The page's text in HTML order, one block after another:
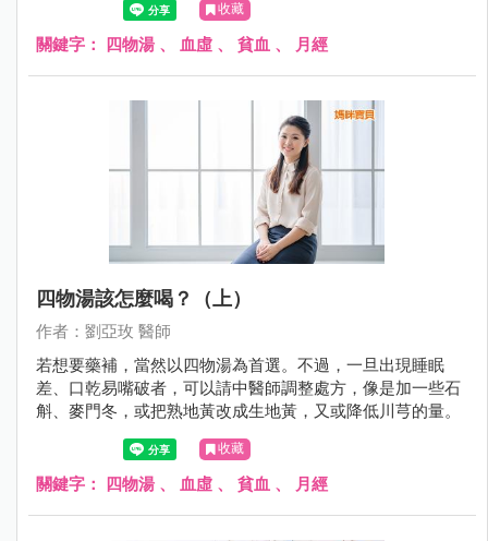
收藏
關鍵字： 四物湯 、 血虛 、 貧血 、 月經
四物湯該怎麼喝？（上）
作者：劉亞玫 醫師
若想要藥補，當然以四物湯為首選。不過，一旦出現睡眠
差、口乾易嘴破者，可以請中醫師調整處方，像是加一些石
斛、麥門冬，或把熟地黃改成生地黃，又或降低川芎的量。
收藏
關鍵字： 四物湯 、 血虛 、 貧血 、 月經